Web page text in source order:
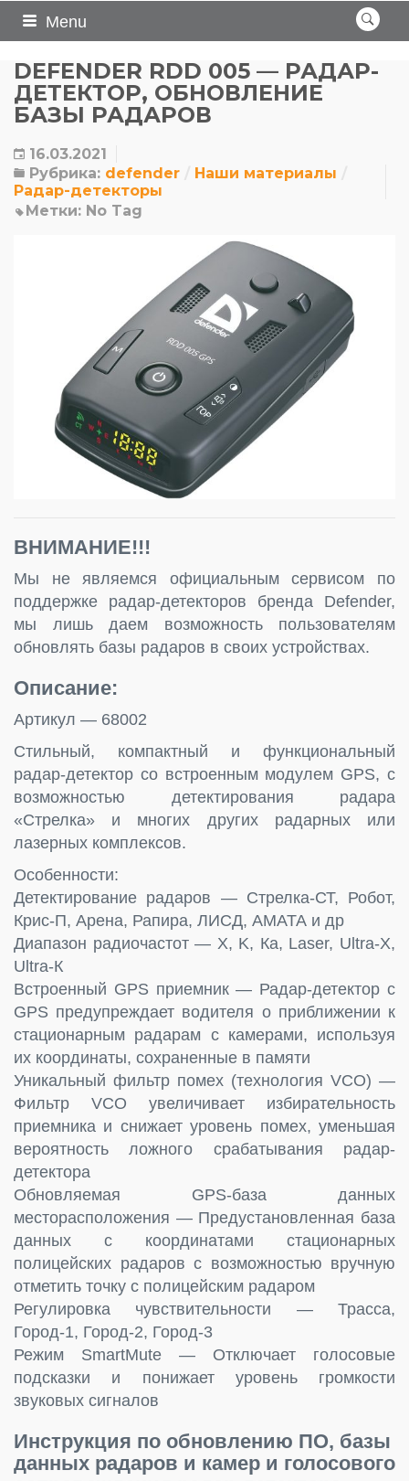
Menu
DEFENDER RDD 005 — РАДАР-
ДЕТЕКТОР, ОБНОВЛЕНИЕ
БАЗЫ РАДАРОВ
16.03.2021
Рубрика: defender
Наши материалы
Радар-детекторы
Метки: No Tag
ВНИМАНИЕ!!!
Мы не являемся официальным сервисом по
поддержке радар-детекторов бренда Defender,
мы лишь даем возможность пользователям
обновлять базы радаров в своих устройствах.
Описание:
Артикул — 68002
Стильный, компактный и функциональный
радар-детектор co встроенным модулем GPS, с
возможностью детектирования радара
«Стрелка» и многих других радарных или
лазерных комплексов.
Особенности:
Детектирование радаров — Стрелка-СТ, Робот,
Крис-П, Арена, Рапира, ЛИСД, АМАТА и др
Диапазон радиочастот — Х, K, Ка, Laser, Ultra-Х,
Ultra-К
Встроенный GPS приемник — Радар-детектор с
GPS предупреждает водителя о приближении к
стационарным радарам с камерами, используя
их координаты, сохраненные в памяти
Уникальный фильтр помех (технология VCO) —
Фильтр VCO увеличивает избирательность
приемника и снижает уровень помех, уменьшая
вероятность ложного срабатывания радар-
детектора
Обновляемая GPS-база данных
месторасположения — Предустановленная база
данных с координатами стационарных
полицейских радаров с возможностью вручную
отметить точку с полицейским радаром
Регулировка чувствительности — Трасса,
Город-1, Город-2, Город-3
Режим SmartMute — Отключает голосовые
подсказки и понижает уровень громкости
звуковых сигналов
Инструкция по обновлению ПО, базы
данных радаров и камер и голосового